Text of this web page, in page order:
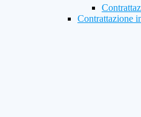
Contrattazione